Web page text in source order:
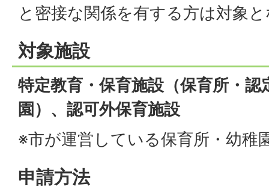
と密接な関係を有する方は対象
対象施設
特定教育・保育施設（保育所・認
園）、認可外保育施設
※市が運営している保育所・幼稚
申請方法